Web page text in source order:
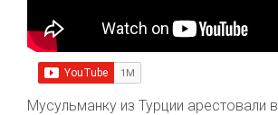
Мусульманку из Турции арестовали в